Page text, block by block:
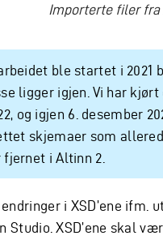
Importerte filer fra
ble startet i 2021
ligger igjen. Vi har
og igjen 6. desember
skjemaer som
i Altinn 2.
i XSD’ene ifm.
Studio. XSD’ene skal